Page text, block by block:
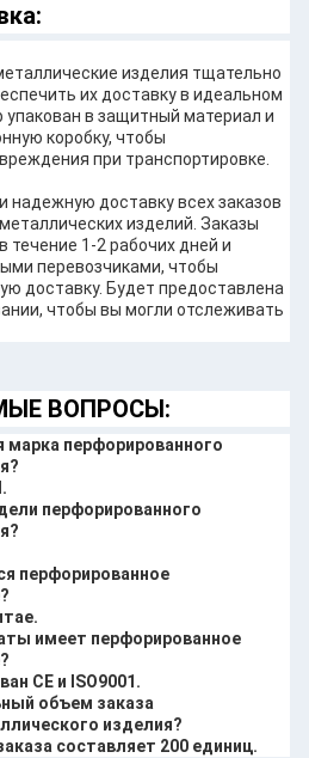
изделия тщательно
их доставку в идеальном
в защитный материал и
коробку, чтобы
при транспортировке.
доставку всех заказов
изделий. Заказы
1-2 рабочих дней и
перевозчиками, чтобы
доставку. Будет предоставлена
чтобы вы могли отслеживать
ВОПРОСЫ:
марка перфорированного
перфорированного
перфорированное
имеет перфорированное
CE и ISO9001.
объем заказа
изделия?
составляет 200 единиц.